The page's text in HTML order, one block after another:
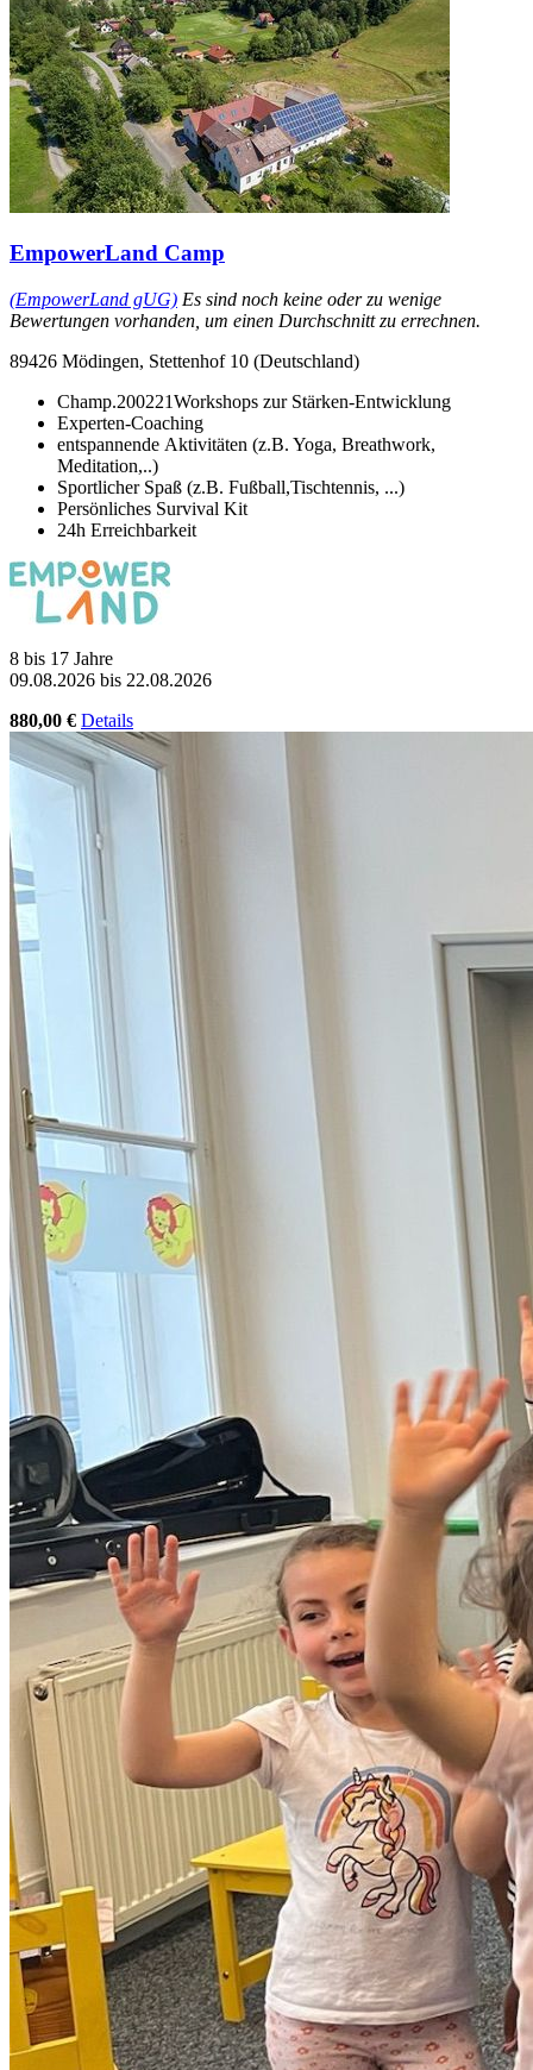
EmpowerLand Camp
(EmpowerLand gUG) Es sind noch keine oder zu wenige
Bewertungen vorhanden, um einen Durchschnitt zu errechnen.
89426 Mödingen, Stettenhof 10 (Deutschland)
Champ.200221Workshops zur Stärken-Entwicklung
Experten-Coaching
entspannende Aktivitäten (z.B. Yoga, Breathwork,
Meditation,..)
Sportlicher Spaß (z.B. Fußball,Tischtennis, ...)
Persönliches Survival Kit
24h Erreichbarkeit
8 bis 17 Jahre
09.08.2026 bis 22.08.2026
880,00 € Details